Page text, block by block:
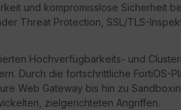
und kompromisslose Sicherheit
Threat Protection, SSL/TLS-
Hochverfügbarkeits- und
Durch die fortschrittliche FortiOS-
Web Gateway bis hin zu
zielgerichteten Angriffen.